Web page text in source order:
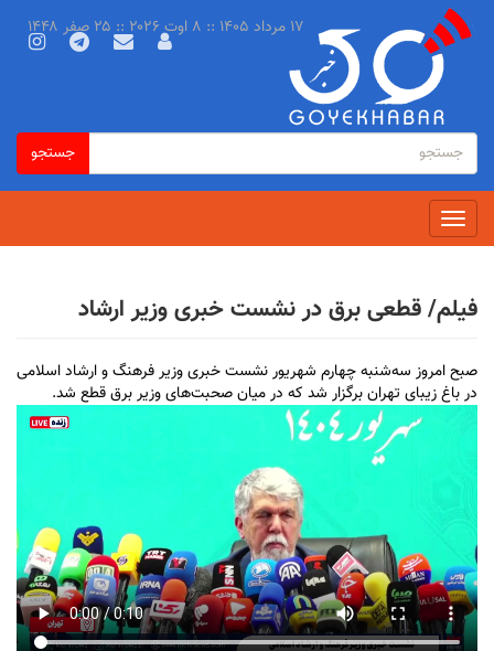
فرم
جستجو
جستجو
جستجو
Toggle
navigation
۱۷ مرداد ۱۴۰۵ :: ۸ اوت ۲۰۲۶ :: ۲۵ صفر ۱۴۴۸
فیلم/ قطعی برق در نشست خبری وزیر ارشاد
صبح امروز سه‌شنبه چهارم شهریور نشست خبری وزیر فرهنگ و ارشاد اسلامی
در باغ زیبای تهران برگزار شد که در میان صحبت‌های وزیر برق قطع شد.